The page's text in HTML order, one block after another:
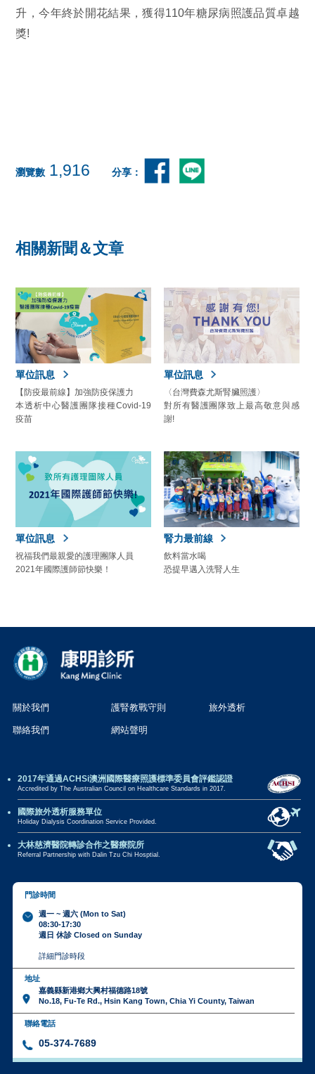
升，今年終於開花結果，獲得110年糖尿病照護品質卓越
獎!
瀏覽數 1,916 分享：
相關新聞＆文章
單位訊息
【防疫最前線】加強防疫保護力
本透析中心醫護團隊接種Covid-19
疫苗
單位訊息
〈台灣費森尤斯腎臟照護〉
對所有醫護團隊致上最高敬意與感
謝!
單位訊息
祝福我們最親愛的護理團隊人員
2021年國際護師節快樂！
腎力最前線
飲料當水喝
恐提早邁入洗腎人生
關於我們 護腎教戰守則 旅外透析
聯絡我們 網站聲明
2017年通過ACHSi澳洲國際醫療照護標準委員會評鑑認證
Accredited by The Australian Council on Healthcare Standards in 2017.
國際旅外透析服務單位
Holiday Dialysis Coordination Service Provided.
大林慈濟醫院轉診合作之醫療院所
Referral Partnership with Dalin Tzu Chi Hosptial.
門診時間
週一 ~ 週六 (Mon to Sat)
08:30-17:30
週日 休診 Closed on Sunday
詳細門診時段
地址
嘉義縣新港鄉大興村福德路18號
No.18, Fu-Te Rd., Hsin Kang Town, Chia Yi County, Taiwan
聯絡電話
05-374-7689